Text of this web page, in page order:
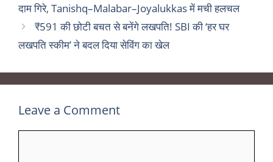
दाम गिरे, Tanishq–Malabar–Joyalukkas में मची हलचल
₹591 की छोटी बचत से बनेंगे लखपति! SBI की ‘हर घर
लखपति स्कीम’ ने बदल दिया सेविंग का खेल
Leave a Comment